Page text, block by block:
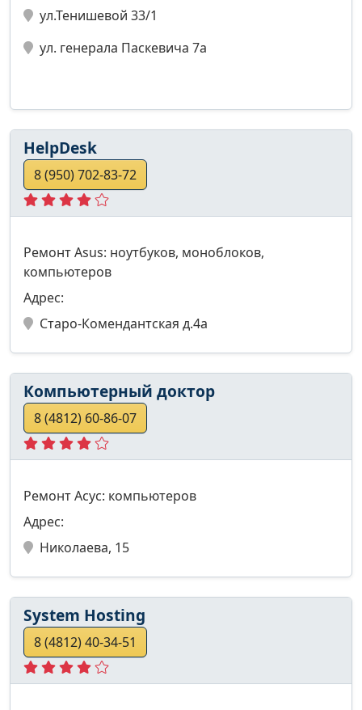
ул.Тенишевой 33/1
ул. генерала Паскевича 7а
HelpDesk
8 (950) 702-83-72
Ремонт Asus: ноутбуков, моноблоков,
компьютеров
Адрес:
Старо-Комендантская д.4а
Компьютерный доктор
8 (4812) 60-86-07
Ремонт Асус: компьютеров
Адрес:
Николаева, 15
System Hosting
8 (4812) 40-34-51